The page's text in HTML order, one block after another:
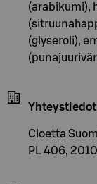
(arabikumi),
(glyseroli),
Yhteystiedot
Cloetta
PL 406,